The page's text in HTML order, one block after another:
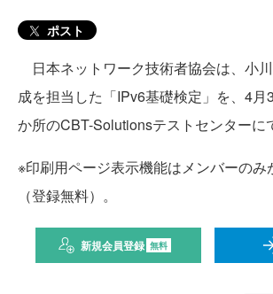
ポスト
日本ネットワーク技術者協会は、小
成を担当した「IPv6基礎検定」を、4月
か所のCBT-Solutionsテストセンターに
※印刷用ページ表示機能はメンバーのみ
（登録無料）。
新規会員登録 無料